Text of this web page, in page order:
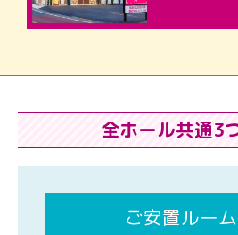
全ホール共通3
ご安置ルー